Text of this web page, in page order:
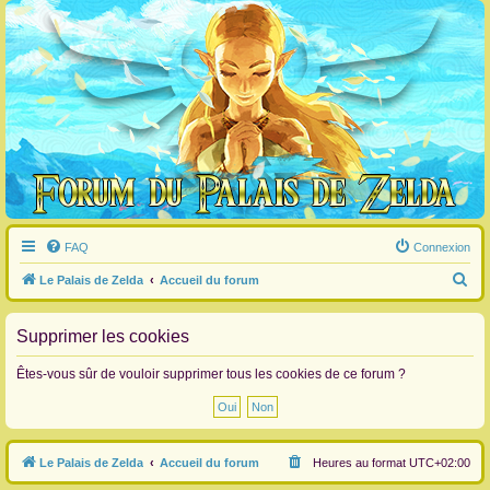
FAQ Connexion
Le Palais de Zelda Accueil du forum
e
h
h
Supprimer les cookies
Êtes-vous sûr de vouloir supprimer tous les cookies de ce forum ?
Le Palais de Zelda Accueil du forum Heures au format UTC+02:00